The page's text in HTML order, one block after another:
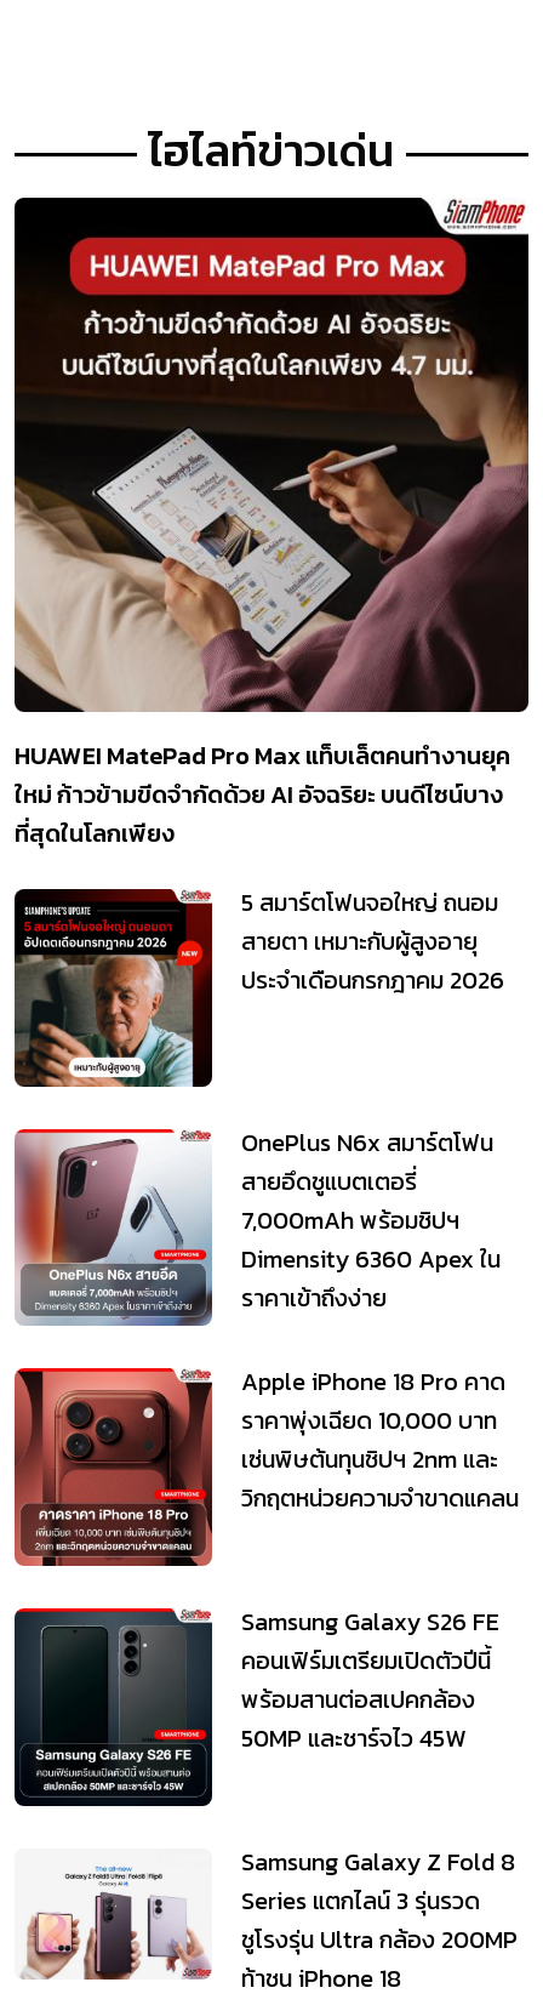
ไฮไลท์ข่าวเด่น
HUAWEI MatePad Pro Max แท็บเล็ตคนทำงานยุค
ใหม่ ก้าวข้ามขีดจำกัดด้วย AI อัจฉริยะ บนดีไซน์บาง
ที่สุดในโลกเพียง
5 สมาร์ตโฟนจอใหญ่ ถนอม
สายตา เหมาะกับผู้สูงอายุ
ประจำเดือนกรกฎาคม 2026
OnePlus N6x สมาร์ตโฟน
สายอึดชูแบตเตอรี่
7,000mAh พร้อมชิปฯ
Dimensity 6360 Apex ใน
ราคาเข้าถึงง่าย
Apple iPhone 18 Pro คาด
ราคาพุ่งเฉียด 10,000 บาท
เซ่นพิษต้นทุนชิปฯ 2nm และ
วิกฤตหน่วยความจำขาดแคลน
Samsung Galaxy S26 FE
คอนเฟิร์มเตรียมเปิดตัวปีนี้
พร้อมสานต่อสเปคกล้อง
50MP และชาร์จไว 45W
Samsung Galaxy Z Fold 8
Series แตกไลน์ 3 รุ่นรวด
ชูโรงรุ่น Ultra กล้อง 200MP
ท้าชน iPhone 18